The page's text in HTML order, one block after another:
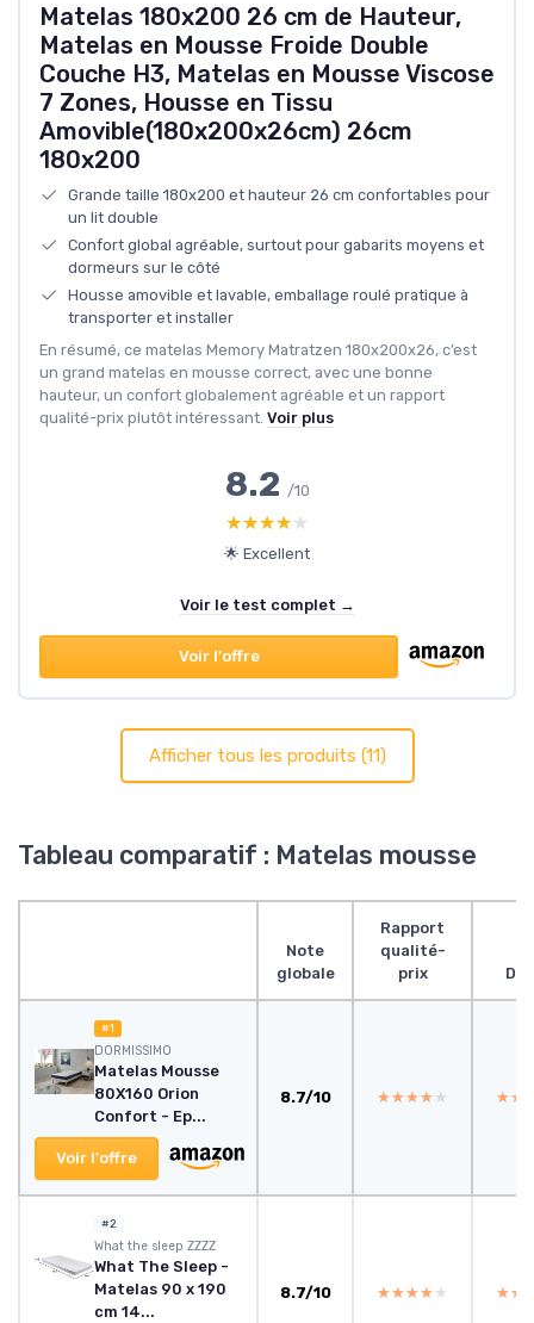
Matelas 180x200 26 cm de Hauteur,
Matelas en Mousse Froide Double
Couche H3, Matelas en Mousse Viscose
7 Zones, Housse en Tissu
Amovible(180x200x26cm) 26cm
180x200
Grande taille 180x200 et hauteur 26 cm confortables pour
un lit double
Confort global agréable, surtout pour gabarits moyens et
dormeurs sur le côté
Housse amovible et lavable, emballage roulé pratique à
transporter et installer
En résumé, ce matelas Memory Matratzen 180x200x26, c’est
un grand matelas en mousse correct, avec une bonne
hauteur, un confort globalement agréable et un rapport
qualité-prix plutôt intéressant. Voir plus
8.2 /10
★★★★★
★★★★★
🌟 Excellent
Voir le test complet →
Voir l'offre
Afficher tous les produits (11)
Tableau comparatif : Matelas mousse
Note
globale
Rapport
qualité-
prix
#1
DORMISSIMO
Matelas Mousse
80X160 Orion
Confort - Ep...
Voir l'offre
8.7/10 ★★★★★
★★★★★
#2
What the sleep ZZZZ
What The Sleep -
Matelas 90 x 190
cm 14...
8.7/10 ★★★★★
★★★★★